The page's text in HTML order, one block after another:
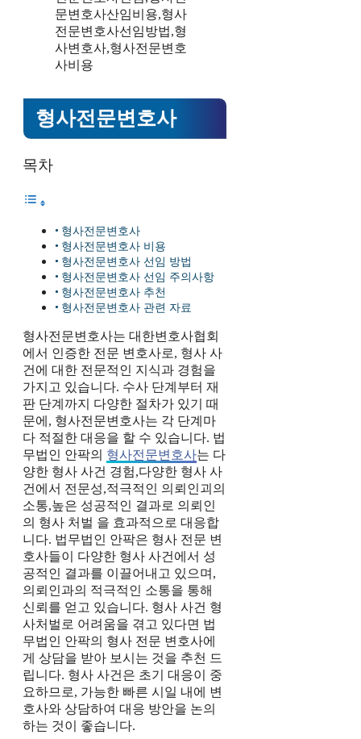
형사전문변호사
목차
형사전문변호사
형사전문변호사 비용
형사전문변호사 선임 방법
형사전문변호사 선임 주의사항
형사전문변호사 추천
형사전문변호사 관련 자료
형사전문변호사는 대한변호사협회
에서 인증한 전문 변호사로, 형사 사
건에 대한 전문적인 지식과 경험을
가지고 있습니다. 수사 단계부터 재
판 단계까지 다양한 절차가 있기 때
문에, 형사전문변호사는 각 단계마
다 적절한 대응을 할 수 있습니다. 법
무법인 안팍의 형사전문변호사는 다
양한 형사 사건 경험,다양한 형사 사
건에서 전문성,적극적인 의뢰인괴의
소통,높은 성공적인 결과로 의뢰인
의 형사 처벌 을 효과적으로 대응합
니다. 법무법인 안팍은 형사 전문 변
호사들이 다양한 형사 사건에서 성
공적인 결과를 이끌어내고 있으며,
의뢰인과의 적극적인 소통을 통해
신뢰를 얻고 있습니다. 형사 사건 형
사처벌로 어려움을 겪고 있다면 법
무법인 안팍의 형사 전문 변호사에
게 상담을 받아 보시는 것을 추천 드
립니다. 형사 사건은 초기 대응이 중
요하므로, 가능한 빠른 시일 내에 변
호사와 상담하여 대응 방안을 논의
하는 것이 좋습니다.